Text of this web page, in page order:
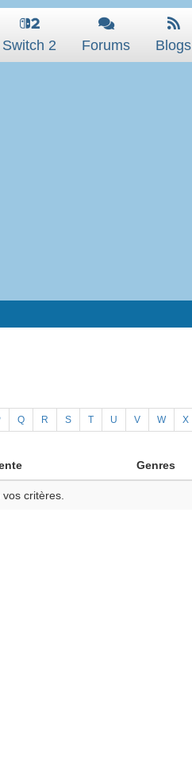
Switch 2 Forums Blogs
Q R S T U V W X
Genres
critères.